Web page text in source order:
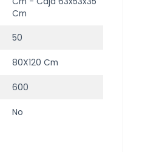
Cm
50
80X120 Cm
600
No